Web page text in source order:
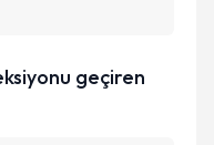
Göndergeçiren